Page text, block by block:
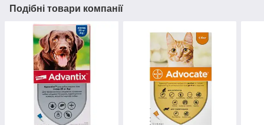
Подібні товари компанії